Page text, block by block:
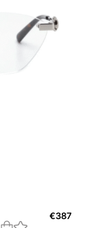
€387